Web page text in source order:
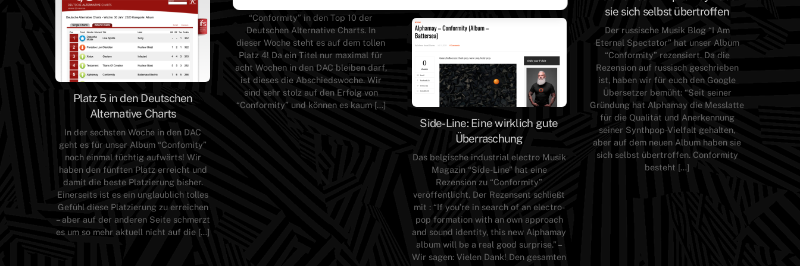
Schon acht Wochen steht unser Album
“Conformity” in den Top 10 der
Deutschen Alternative Charts. In
dieser Woche steht es auf dem tollen
Platz 4! Da ein Titel nur maximal für
acht Wochen in den DAC bleiben darf,
ist dieses die Abschiedswoche. Wir
sind sehr stolz auf den Erfolg von
“Conformity” und können es kaum […]
sie sich selbst übertroffen
Der russische Musik Blog “I Am
Eternal Spectator” hat unser Album
“Conformity” rezensiert. Da die
Rezension auf russisch geschrieben
ist, haben wir für euch den Google
Übersetzer bemüht: “Seit seiner
Gründung hat Alphamay die Messlatte
für die Qualität und Anerkennung
seiner Synthpop-Vielfalt gehalten,
aber auf dem neuen Album haben sie
sich selbst übertroffen. Conformity
besteht […]
Platz 5 in den Deutschen
Alternative Charts
In der sechsten Woche in den DAC
geht es für unser Album “Confomity”
noch einmal tüchtig aufwärts! Wir
haben den fünften Platz erreicht und
damit die beste Platzierung bisher.
Einerseits ist es ein unglaublich tolles
Gefühl diese Platzierung zu erreichen
– aber auf der anderen Seite schmerzt
es um so mehr aktuell nicht auf die […]
Side-Line: Eine wirklich gute
Überraschung
Das belgische industrial electro Musik
Magazin “Side-Line” hat eine
Rezension zu “Conformity”
veröffentlicht. Der Rezensent schließt
mit : “If you’re in search of an electro-
pop formation with an own approach
and sound identity, this new Alphamay
album will be a real good surprise.” –
Wir sagen: Vielen Dank! Den gesamten